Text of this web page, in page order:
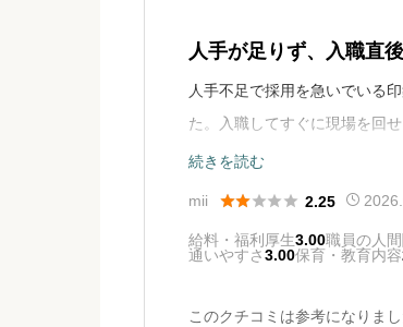
人手が足りず、入職直
人手不足で採用を急いでいる
た。入職してすぐに現場を回
える環境ではありませんでし
続きを読む
mii  2.25
給料・福利厚生3.00職員の人
通いやすさ3.00保育・教育内容
このクチコミは参考になりま